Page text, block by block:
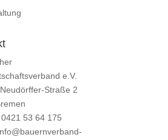
e.V.
Straße 2
53 64 175